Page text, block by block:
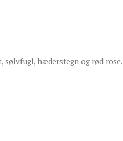
sølvfugl, hæderstegn og rød rose.